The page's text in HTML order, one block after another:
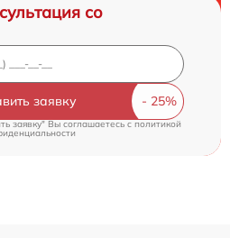
со
заявку
заявку" Вы соглашаетесь cполитикой